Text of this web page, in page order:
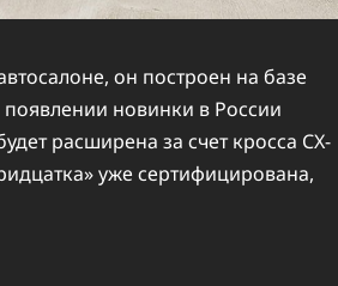
он построен на базе
новинки в России
расширена за счет кросса CX-
уже сертифицирована,